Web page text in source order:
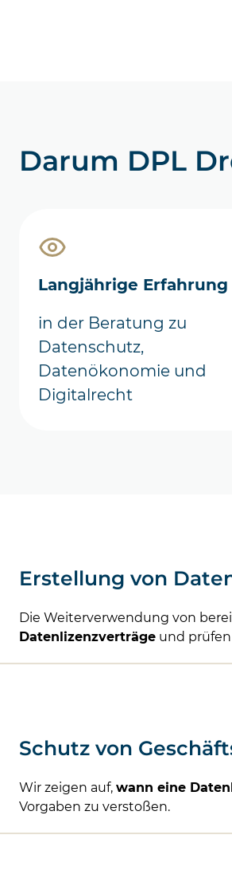
Darum DPL
Langjährige Erfahrung
in der Beratung zu
Datenschutz,
Datenökonomie und
Digitalrecht
Erstellung von
Die Weiterverwendung von
Datenlizenzverträge und
Schutz von
Wir zeigen auf, wann eine
Vorgaben zu verstoßen.